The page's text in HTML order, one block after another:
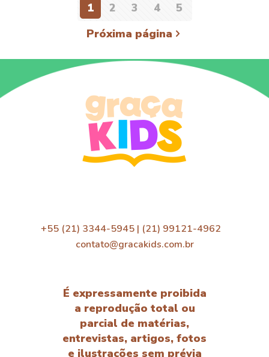
1 2 3 4
5
Próxima página
+55 (21) 3344-5945 | (21) 99121-4962
contato@gracakids.com.br
É expressamente proibida
a reprodução total ou
parcial de matérias,
entrevistas, artigos, fotos
e ilustrações sem prévia